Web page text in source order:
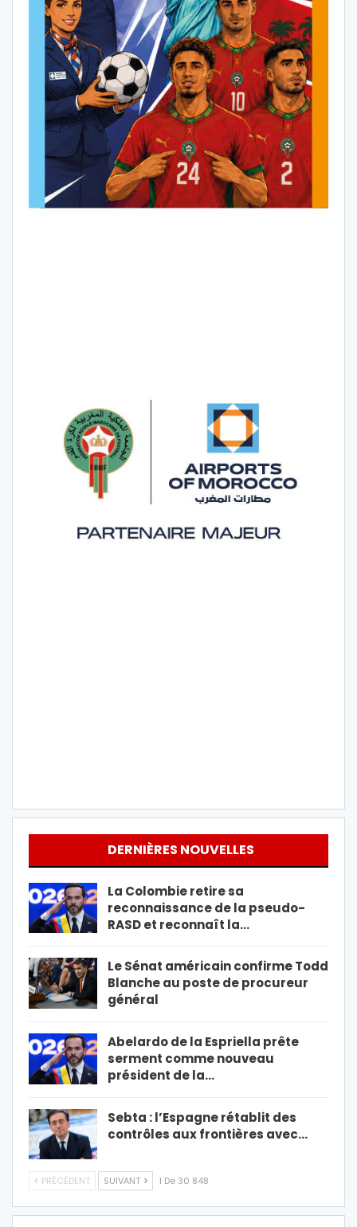
DERNIÈRES NOUVELLES
La Colombie retire sa
reconnaissance de la pseudo-
RASD et reconnaît la…
Le Sénat américain confirme Todd
Blanche au poste de procureur
général
Abelardo de la Espriella prête
serment comme nouveau
président de la…
Sebta : l’Espagne rétablit des
contrôles aux frontières avec…
PRÉCÉDENT SUIVANT 1 De 30 848